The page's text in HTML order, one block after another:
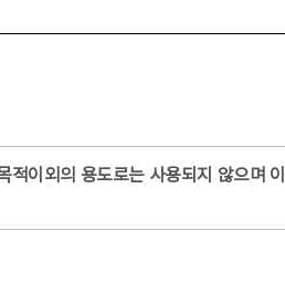
적이외의 용도로는 사용되지 않으며